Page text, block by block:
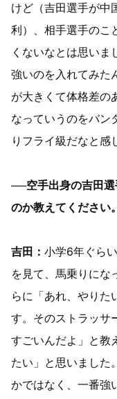
けど（吉田選手が中
利）、相手選手のこ
くないなとは思いま
強いのを入れてみた
が大きくて体格差の
なっていうのをバン
りフライ級だなと感
──空手出身の吉田
のか教えてください。
吉田： 小学6年ぐら
を見て、馬乗りにな
らに「あれ、やりた
す。そのストラッサ
すごいんだよ」と教
たい」と思いました
かではなく、一番強